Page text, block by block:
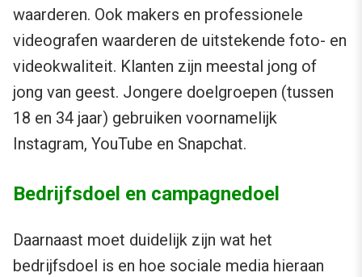
waarderen. Ook makers en professionele
videografen waarderen de uitstekende foto- en
videokwaliteit. Klanten zijn meestal jong of
jong van geest. Jongere doelgroepen (tussen
18 en 34 jaar) gebruiken voornamelijk
Instagram, YouTube en Snapchat.
Bedrijfsdoel en campagnedoel
Daarnaast moet duidelijk zijn wat het
bedrijfsdoel is en hoe sociale media hieraan